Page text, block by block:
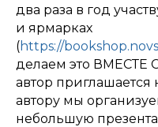
два раза в год
и ярмарках
(https://
делаем это
автор
автору мы
небольшую